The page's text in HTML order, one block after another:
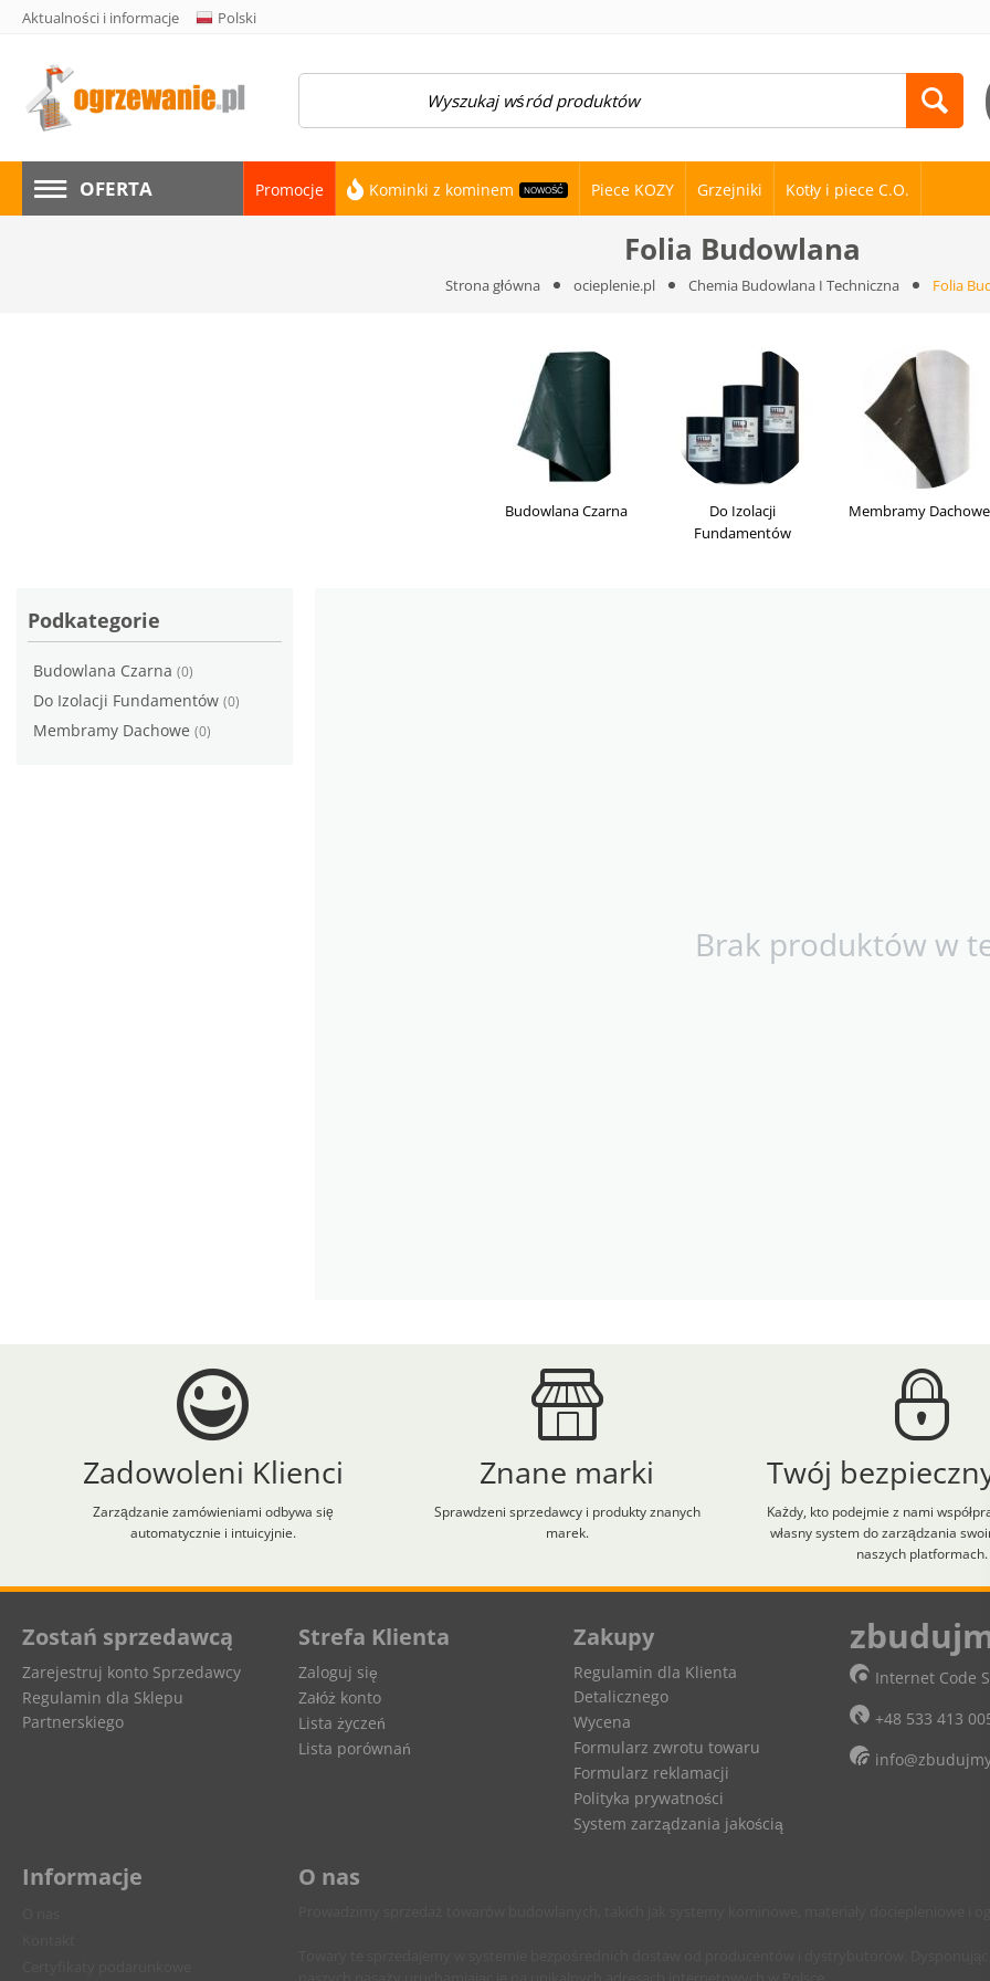
Aktualności i informacje Polski
OFERTA Promocje Kominki z kominem NOWOŚĆ Piece KOZY Grzejniki Kotły i piece C.O.
Folia Budowlana
Strona główna ocieplenie.pl Chemia Budowlana I Techniczna Folia
Budowlana Czarna
Do Izolacji
Fundamentów
Membramy Dachowe
Podkategorie
Budowlana Czarna (0)
Do Izolacji Fundamentów (0)
Membramy Dachowe (0)
menu
Brak produktów w
Zadowoleni Klienci
Zarządzanie zamówieniami odbywa się
automatycznie i intuicyjnie.
Znane marki
Sprawdzeni sprzedawcy i produkty znanych
marek.
Twój bezpieczny
Każdy, kto podejmie z nami
własny system do zarządzania
naszych platformach.
Aplikacja załadowana z zaawansowanymi funkcjami dostępności. Naciśnij Alt+H aby zobaczyć skróty klawiaturowe.
Zostań sprzedawcą
Zarejestruj konto Sprzedawcy
Regulamin dla Sklepu
Partnerskiego
Strefa Klienta
Zaloguj się
Załóż konto
Lista życzeń
Lista porównań
Zakupy
Regulamin dla Klienta
Detalicznego
Wycena
Formularz zwrotu towaru
Formularz reklamacji
Polityka prywatności
System zarządzania jakością
Internet Code
+48 533 413
Informacje O nas
Towary te sprzedajemy w systemie bezpośrednich dostaw od producentów i dystrybutorów.